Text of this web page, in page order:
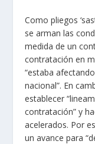
Como pliegos
se arman las
medida de un
contratación en
“estaba
nacional”. En
establecer
contratación” y
acelerados. Por
un avance para